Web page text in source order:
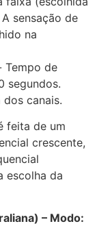
sensação de
na
Tempo de
segundos.
dos canais.
feita de um
crescente,
escolha da
– Modo: